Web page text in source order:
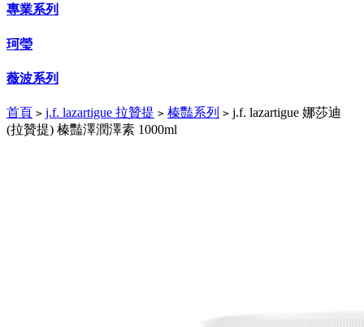
專業系列
珂瑩
薇波系列
首頁 > j.f. lazartigue 拉贊提 > 榛豔系列 > j.f. lazartigue 娜莎迪
(拉贊提) 榛豔澤潤澤素 1000ml